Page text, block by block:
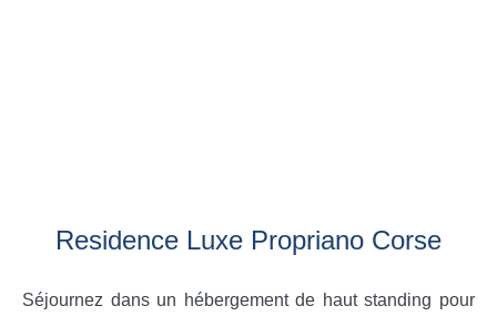
Residence Luxe Propriano Corse
Séjournez dans un hébergement de haut standing pour